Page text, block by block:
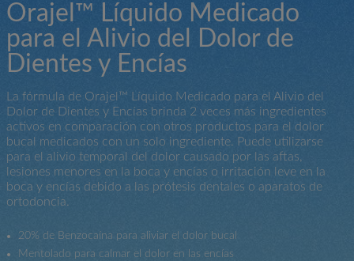
Orajel™ Líquido Medicado
para el Alivio del Dolor de
Dientes y Encías
La fórmula de Orajel™ Líquido Medicado para el Alivio del
Dolor de Dientes y Encías brinda 2 veces más ingredientes
activos en comparación con otros productos para el dolor
bucal medicados con un solo ingrediente. Puede utilizarse
para el alivio temporal del dolor causado por las aftas,
lesiones menores en la boca y encías o irritación leve en la
boca y encías debido a las prótesis dentales o aparatos de
ortodoncia.
20% de Benzocaína para aliviar el dolor bucal
Mentolado para calmar el dolor en las encías